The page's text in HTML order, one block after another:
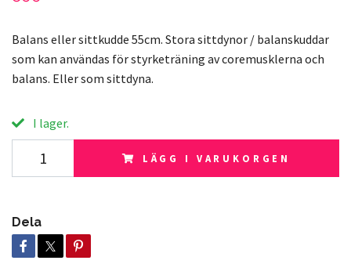
Balans eller sittkudde 55cm. Stora sittdynor / balanskuddar
som kan användas för styrketräning av coremusklerna och
balans. Eller som sittdyna.
I lager.
LÄGG I VARUKORGEN
Dela